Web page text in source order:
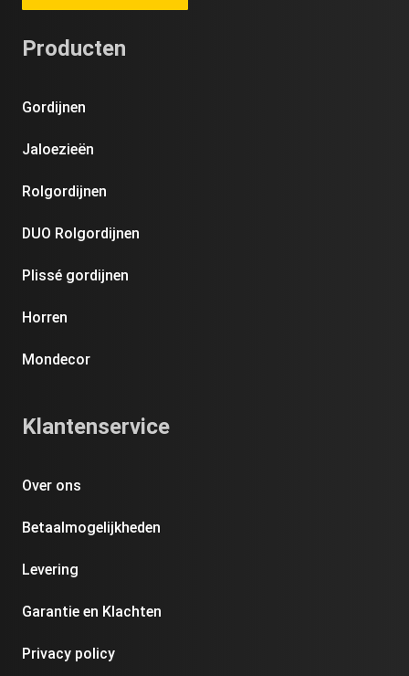
Producten
Gordijnen
Jaloezieën
Rolgordijnen
DUO Rolgordijnen
Plissé gordijnen
Horren
Mondecor
Klantenservice
Over ons
Betaalmogelijkheden
Levering
Garantie en Klachten
Privacy policy